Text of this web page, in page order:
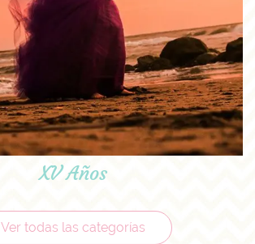
XV Años
Ver todas las categorías